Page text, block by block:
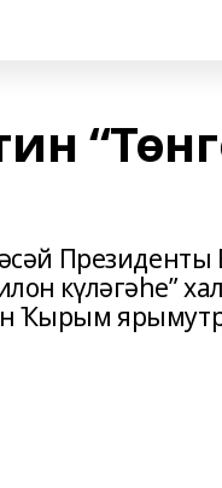
күләгәһе”
Ҡырым